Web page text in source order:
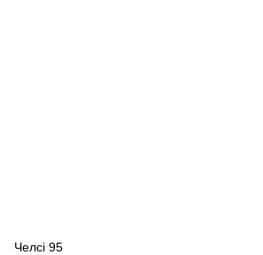
Челсі 95